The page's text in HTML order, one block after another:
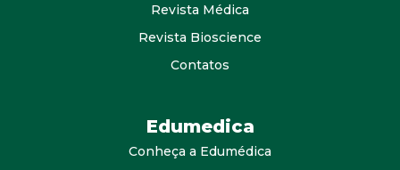
Revista Médica
Revista Bioscience
Contatos
Edumedica
Conheça a Edumédica